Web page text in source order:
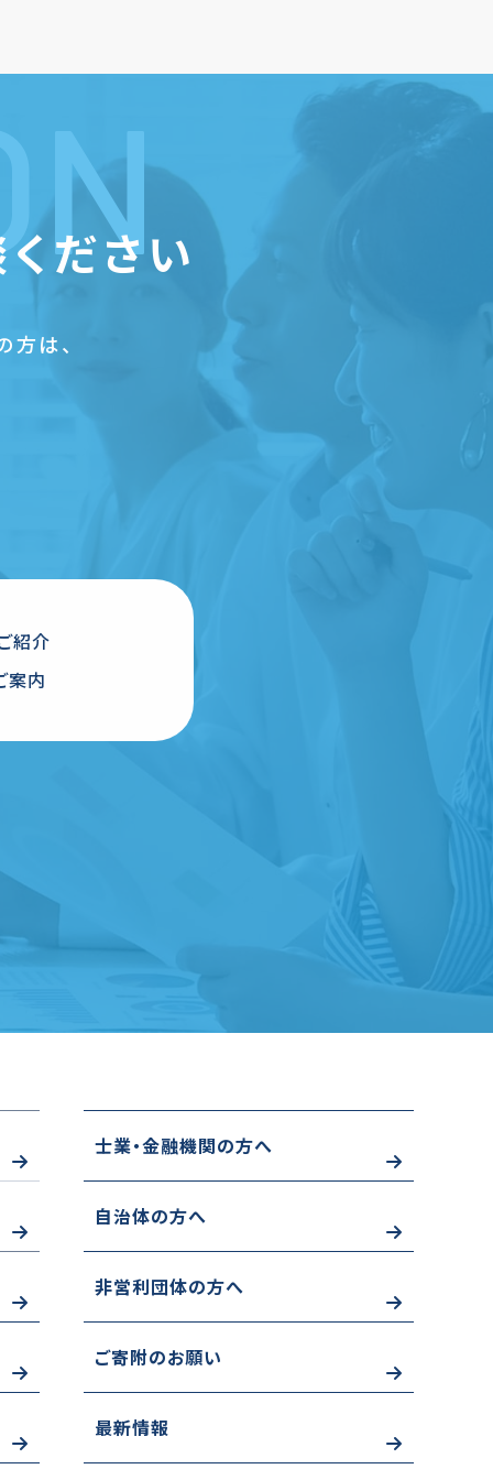
ださい
は、
紹介
案内
士業・金融機関の方へ
自治体の方へ
非営利団体の方へ
ご寄附のお願い
最新情報